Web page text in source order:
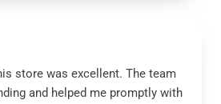
store was excellent. The team
and helped me promptly with